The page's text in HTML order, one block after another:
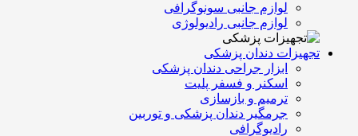
لوازم جانبی سونوگرافی
لوازم جانبی رادیولوژی
تجهیزات دندان پزشکی
ابزار جراحی دندان پزشکی
اسکنر و فسفر پلیت
ترمیم و بازسازی
جرمگیر دندان پزشکی و توربین
رادیوگرافی